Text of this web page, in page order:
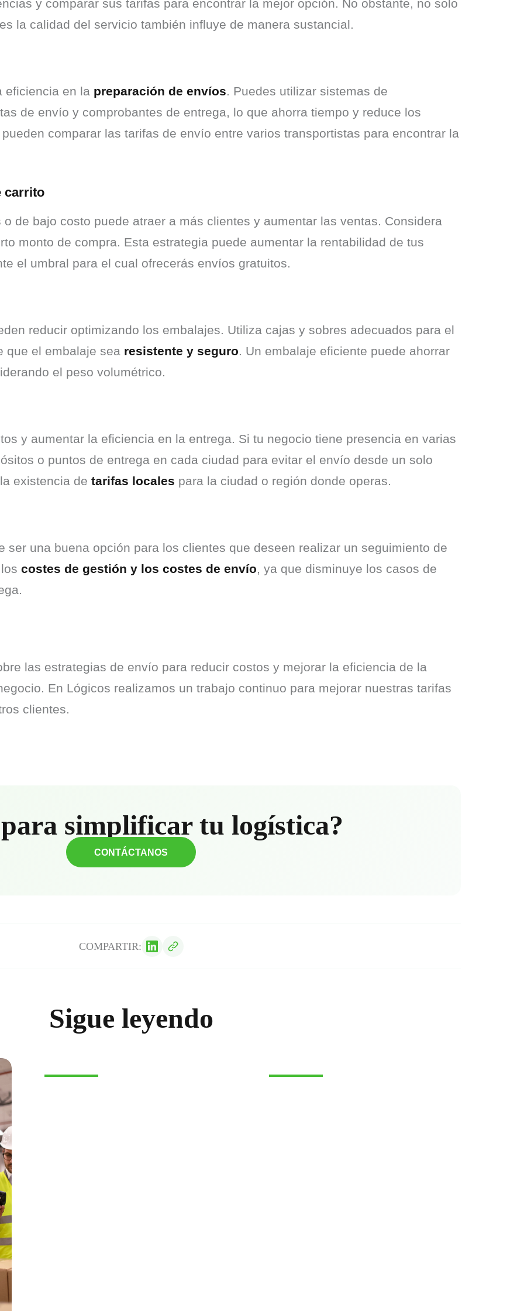
y comparar sus tarifas para encontrar la mejor opción. No obstante, no solo
la calidad del servicio también influye de manera sustancial.
eficiencia en la preparación de envíos. Puedes utilizar sistemas de
de envío y comprobantes de entrega, lo que ahorra tiempo y reduce los
comparar las tarifas de envío entre varios transportistas para encontrar la
carrito
de bajo costo puede atraer a más clientes y aumentar las ventas. Considera
monto de compra. Esta estrategia puede aumentar la rentabilidad de tus
el umbral para el cual ofrecerás envíos gratuitos.
reducir optimizando los embalajes. Utiliza cajas y sobres adecuados para el
que el embalaje sea resistente y seguro. Un embalaje eficiente puede ahorrar
el peso volumétrico.
y aumentar la eficiencia en la entrega. Si tu negocio tiene presencia en varias
o puntos de entrega en cada ciudad para evitar el envío desde un solo
existencia de tarifas locales para la ciudad o región donde operas.
ser una buena opción para los clientes que deseen realizar un seguimiento de
costes de gestión y los costes de envío, ya que disminuye los casos de
las estrategias de envío para reducir costos y mejorar la eficiencia de la
En Lógicos realizamos un trabajo continuo para mejorar nuestras tarifas
clientes.
simplificar tu logística?
CONTÁCTANOS
COMPARTIR:
Sigue leyendo